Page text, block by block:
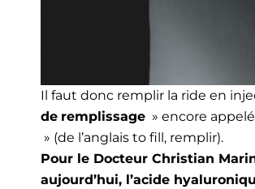
Il faut donc remplir la ride en
de remplissage » encore
» (de l’anglais to fill, remplir).
Pour le Docteur Christian
aujourd’hui, l’acide